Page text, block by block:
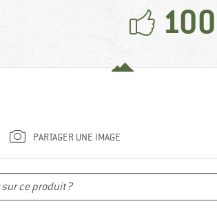
PARTAGER UNE IMAGE